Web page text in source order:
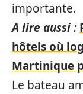
importante.
A lire aussi :
hôtels où
Martinique
Le bateau